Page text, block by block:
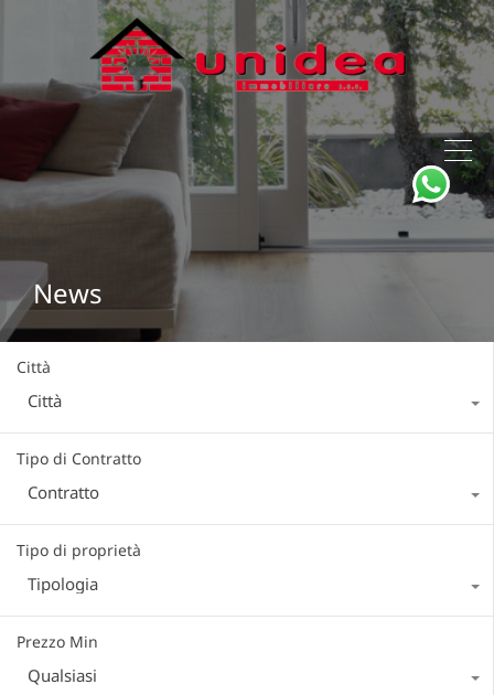
News
Città
Città
Tipo di Contratto
Contratto
Tipo di proprietà
Tipologia
Prezzo Min
Qualsiasi